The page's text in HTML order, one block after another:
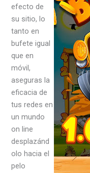
efecto de
su sitio, lo
tanto en
bufete igual
que en
móvil,
aseguras la
eficacia de
tus redes en
un mundo
on line
desplazánd
olo hacia el
pelo